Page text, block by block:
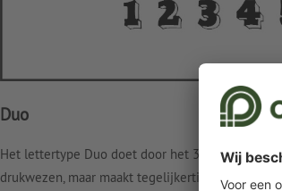
Duo
Het lettertype Duo doet door het 3D-effect
drukwezen, maar maakt tegelijkertijd een